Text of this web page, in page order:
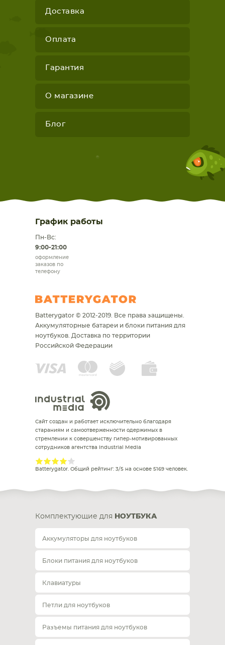
Доставка
Оплата
Гарантия
О магазине
Блог
График работы
Пн-Вс:
9:00-21:00
оформление
заказов по
телефону
Batterygator © 2012-2019. Все права защищены.
Аккумуляторные батареи и блоки питания для
ноутбуков. Доставка по территории
Российской Федерации
Сайт создан и работает исключительно благодаря
стараниям и самоотверженности одержимых в
стремлении к совершенству гипер-мотивированных
сотрудников агентства Industrial Media
Batterygator. Общий рейтинг: 3/5 на основе 5169 человек.
Комплектующие для НОУТБУКА
Аккумуляторы для ноутбуков
Блоки питания для ноутбуков
Клавиатуры
Петли для ноутбуков
Разъемы питания для ноутбуков